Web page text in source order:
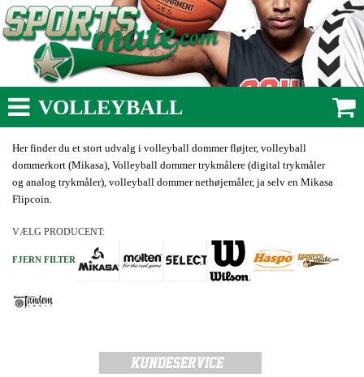
VOLLEYBALL
Her finder du et stort udvalg i volleyball dommer fløjter, volleyball
dommerkort (Mikasa), Volleyball dommer trykmålere (digital trykmåler
og analog trykmåler), volleyball dommer nethøjemåler, ja selv en Mikasa
Flipcoin.
VÆLG PRODUCENT:
FJERN FILTER